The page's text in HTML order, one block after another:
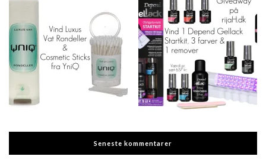
Seneste kommentarer